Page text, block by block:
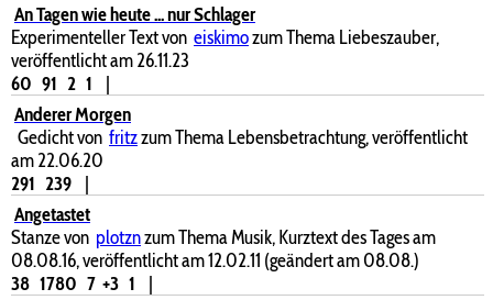
An Tagen wie heute ... nur Schlager
Experimenteller Text von eiskimozum Thema Liebeszauber,
veröffentlicht am 26.11.23
60 91 2 1
|
Anderer Morgen
Gedicht von fritzzum Thema Lebensbetrachtung, veröffentlicht
am 22.06.20
291 239
|
Angetastet
Stanze von plotznzum Thema Musik, Kurztext des Tages am
08.08.16, veröffentlicht am 12.02.11 (geändert am 08.08.)
38 1780 7 +3 1
|